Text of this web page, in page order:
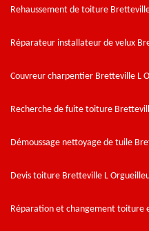
Rehaussement de toiture
Réparateur installateur de velux
Couvreur charpentier Bretteville L
Recherche de fuite toiture
Démoussage nettoyage de tuile
Devis toiture Bretteville L
Réparation et changement toiture